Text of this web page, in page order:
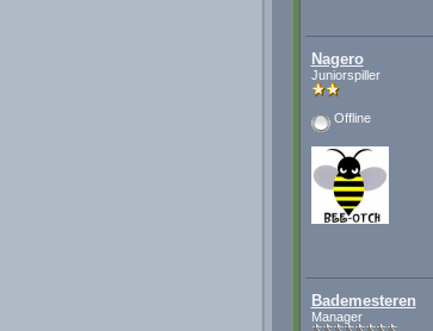
Nagero
Juniorspiller
Offline
Bademesteren
Manager